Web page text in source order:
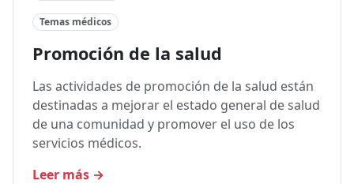
Temas médicos
Promoción de la salud
Las actividades de promoción de la salud están
destinadas a mejorar el estado general de salud
de una comunidad y promover el uso de los
servicios médicos.
Leer más →